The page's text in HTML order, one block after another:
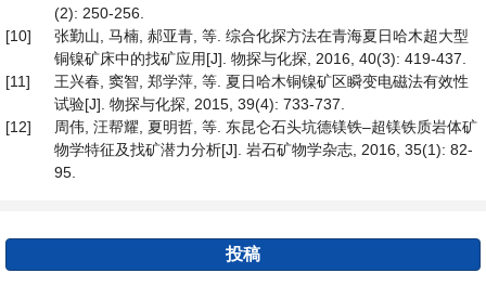
(2): 250-256.
[10]
张勤山, 马楠, 郝亚青, 等. 综合化探方法在青海夏日哈木超大型
铜镍矿床中的找矿应用[J]. 物探与化探, 2016, 40(3): 419-437.
[11]
王兴春, 窦智, 郑学萍, 等. 夏日哈木铜镍矿区瞬变电磁法有效性
试验[J]. 物探与化探, 2015, 39(4): 733-737.
[12]
周伟, 汪帮耀, 夏明哲, 等. 东昆仑石头坑德镁铁–超镁铁质岩体矿
物学特征及找矿潜力分析[J]. 岩石矿物学杂志, 2016, 35(1): 82-
95.
投稿